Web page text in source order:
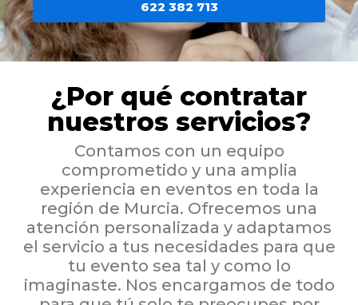
622 382 713
¿Por qué contratar
nuestros servicios?
Contamos con un equipo
comprometido y una amplia
experiencia en eventos en toda la
región de Murcia. Ofrecemos una
atención personalizada y adaptamos
el servicio a tus necesidades para que
tu evento sea tal y como lo
imaginaste. Nos encargamos de todo